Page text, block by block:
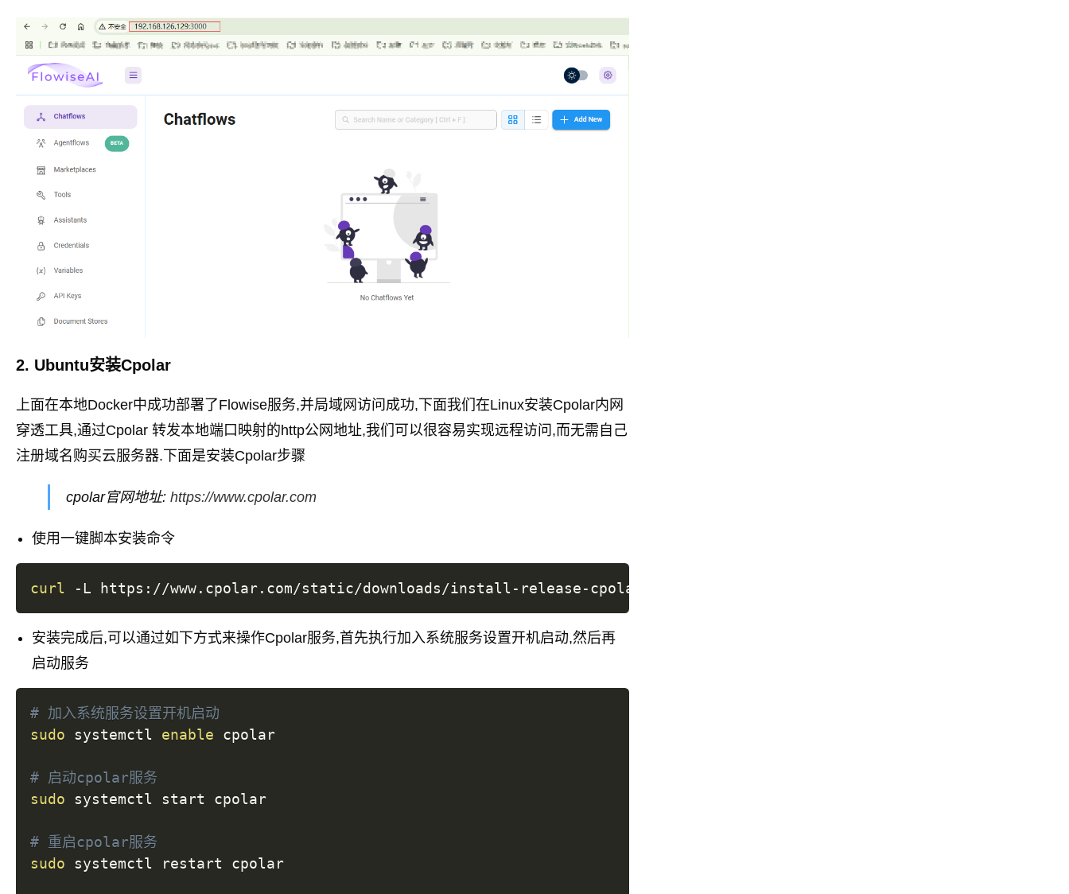
2. Ubuntu安装Cpolar
上面在本地Docker中成功部署了Flowise服务,并局域网访问成功,下面我们在Linux安装Cpolar内网
穿透工具,通过Cpolar 转发本地端口映射的http公网地址,我们可以很容易实现远程访问,而无需自己
注册域名购买云服务器.下面是安装Cpolar步骤
cpolar官网地址: https://www.cpolar.com
使用一键脚本安装命令
curl -L https://www.cpolar.com/static/downloads/install-release-cpolar.sh
安装完成后,可以通过如下方式来操作Cpolar服务,首先执行加入系统服务设置开机启动,然后再
启动服务
# 加入系统服务设置开机启动
sudo systemctl enable cpolar
# 启动cpolar服务
sudo systemctl start cpolar
# 重启cpolar服务
sudo systemctl restart cpolar